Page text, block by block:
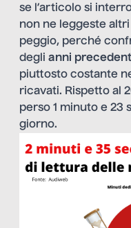
se l’articolo si
non ne leggeste altri
peggio, perché
degli anni
piuttosto costante
ricavati. Rispetto al
perso 1 minuto e 23
giorno.